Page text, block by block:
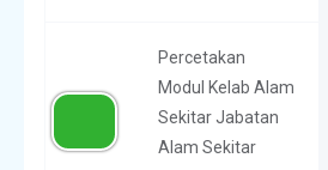
Percetakan
Modul Kelab Alam
Sekitar Jabatan
Alam Sekitar